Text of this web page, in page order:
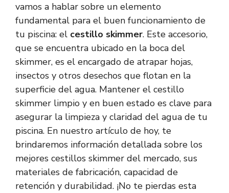
vamos a hablar sobre un elemento
fundamental para el buen funcionamiento de
tu piscina: el cestillo skimmer. Este accesorio,
que se encuentra ubicado en la boca del
skimmer, es el encargado de atrapar hojas,
insectos y otros desechos que flotan en la
superficie del agua. Mantener el cestillo
skimmer limpio y en buen estado es clave para
asegurar la limpieza y claridad del agua de tu
piscina. En nuestro artículo de hoy, te
brindaremos información detallada sobre los
mejores cestillos skimmer del mercado, sus
materiales de fabricación, capacidad de
retención y durabilidad. ¡No te pierdas esta